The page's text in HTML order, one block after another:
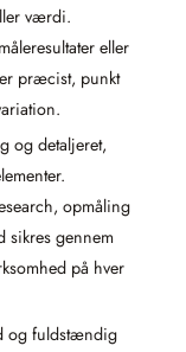
værdi.
eller
præcist, punkt
og detaljeret,
opmåling
gennem
på hver
og fuldstændig